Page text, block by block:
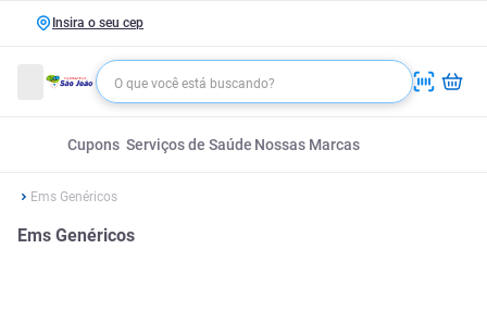
Insira o seu cep
Cupons Serviços de Saúde Nossas Marcas
Ems Genéricos
Ems Genéricos